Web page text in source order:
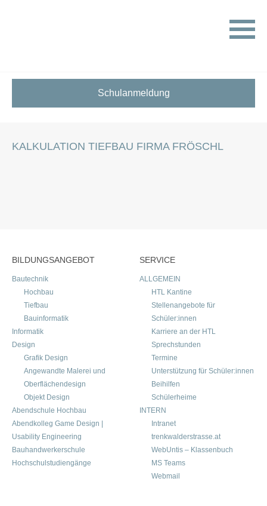
Schulanmeldung
KALKULATION TIEFBAU FIRMA FRÖSCHL
BILDUNGSANGEBOT
Bautechnik
Hochbau
Tiefbau
Bauinformatik
Informatik
Design
Grafik Design
Angewandte Malerei und
Oberflächendesign
Objekt Design
Abendschule Hochbau
Abendkolleg Game Design |
Usability Engineering
Bauhandwerkerschule
Hochschulstudiengänge
SERVICE
ALLGEMEIN
HTL Kantine
Stellenangebote für
Schüler:innen
Karriere an der HTL
Sprechstunden
Termine
Unterstützung für Schüler:innen
Beihilfen
Schülerheime
INTERN
Intranet
trenkwalderstrasse.at
WebUntis – Klassenbuch
MS Teams
Webmail